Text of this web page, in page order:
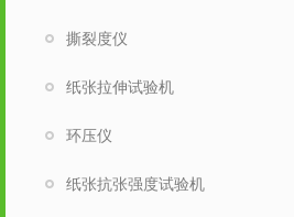
撕裂度仪
纸张拉伸试验机
环压仪
纸张抗张强度试验机